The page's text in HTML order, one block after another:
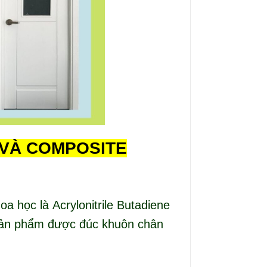
COMPOSITE
học là Acrylonitrile Butadiene
phẩm được đúc khuôn chân